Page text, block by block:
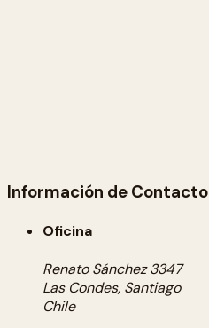
Información de Contacto
Oficina
Renato Sánchez 3347
Las Condes, Santiago
Chile